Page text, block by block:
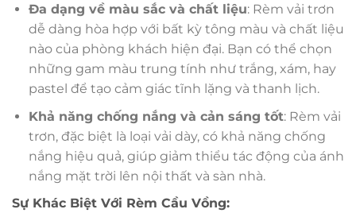
Đa dạng về màu sắc và chất liệu: Rèm vải trơn
dễ dàng hòa hợp với bất kỳ tông màu và chất liệu
nào của phòng khách hiện đại. Bạn có thể chọn
những gam màu trung tính như trắng, xám, hay
pastel để tạo cảm giác tĩnh lặng và thanh lịch.
Khả năng chống nắng và cản sáng tốt: Rèm vải
trơn, đặc biệt là loại vải dày, có khả năng chống
nắng hiệu quả, giúp giảm thiểu tác động của ánh
nắng mặt trời lên nội thất và sàn nhà.
Sự Khác Biệt Với Rèm Cầu Vồng: